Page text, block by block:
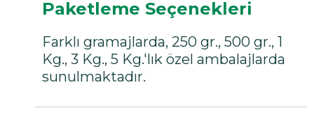
Paketleme Seçenekleri
Farklı gramajlarda, 250 gr., 500 gr., 1
Kg., 3 Kg., 5 Kg.'lık özel ambalajlarda
sunulmaktadır.